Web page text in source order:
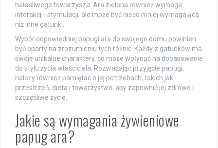
hałaśliwego towarzysza. Ara zielona również wymaga
interakcji i stymulacji, ale może być nieco mniej wymagająca
niż inne gatunki.
Wybór odpowiedniej papugi ara do swojego domu powinien
być oparty na zrozumieniu tych różnic. Każdy z gatunków ma
swoje unikalne charaktery, co może wpłynąć na dopasowanie
do stylu życia właściciela. Rozważając przyjęcie papugi,
należy również pamiętać o jej potrzebach, takich jak
przestrzeń, dieta i towarzystwo, aby zapewnić jej zdrowe i
szczęśliwe życie.
Jakie są wymagania żywieniowe
papug ara?